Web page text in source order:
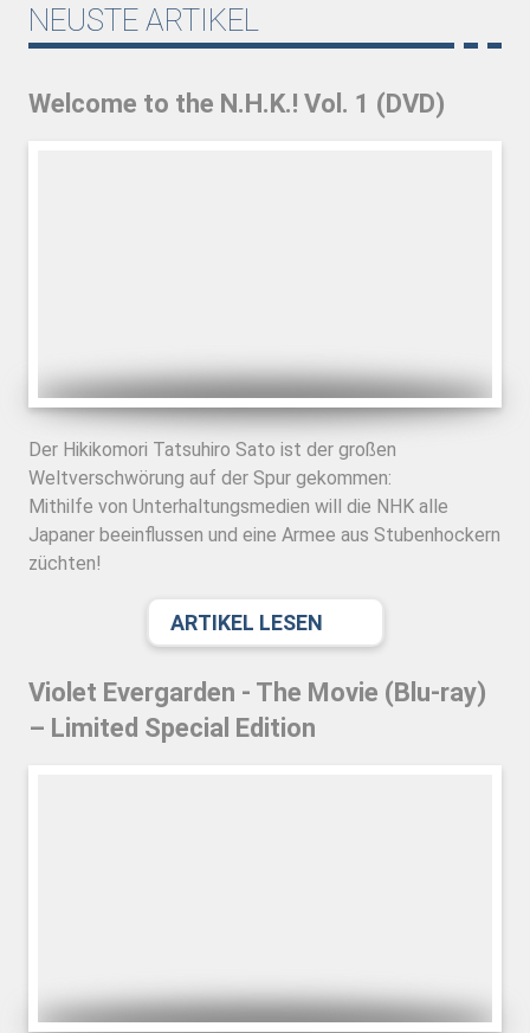
NEUSTE ARTIKEL
Welcome to the N.H.K.! Vol. 1 (DVD)
Der Hikikomori Tatsuhiro Sato ist der großen
Weltverschwörung auf der Spur gekommen:
Mithilfe von Unterhaltungsmedien will die NHK alle
Japaner beeinflussen und eine Armee aus Stubenhockern
züchten!
ARTIKEL LESEN
Violet Evergarden - The Movie (Blu-ray)
– Limited Special Edition